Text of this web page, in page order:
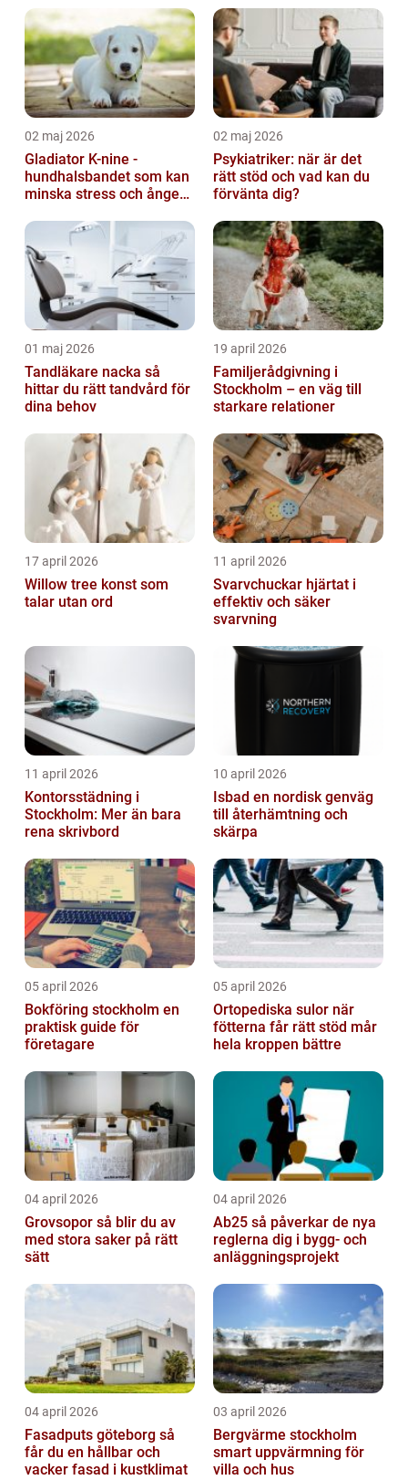
02 maj 2026
Gladiator K-nine -
hundhalsbandet som kan
minska stress och ångest
02 maj 2026
Psykiatriker: när är det
rätt stöd och vad kan du
förvänta dig?
01 maj 2026
Tandläkare nacka så
hittar du rätt tandvård för
dina behov
19 april 2026
Familjerådgivning i
Stockholm – en väg till
starkare relationer
17 april 2026
Willow tree konst som
talar utan ord
11 april 2026
Svarvchuckar hjärtat i
effektiv och säker
svarvning
11 april 2026
Kontorsstädning i
Stockholm: Mer än bara
rena skrivbord
10 april 2026
Isbad en nordisk genväg
till återhämtning och
skärpa
05 april 2026
Bokföring stockholm en
praktisk guide för
företagare
05 april 2026
Ortopediska sulor när
fötterna får rätt stöd mår
hela kroppen bättre
04 april 2026
Grovsopor så blir du av
med stora saker på rätt
sätt
04 april 2026
Ab25 så påverkar de nya
reglerna dig i bygg- och
anläggningsprojekt
04 april 2026
Fasadputs göteborg så
får du en hållbar och
vacker fasad i kustklimat
03 april 2026
Bergvärme stockholm
smart uppvärmning för
villa och hus